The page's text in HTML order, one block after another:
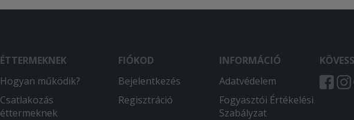
ÉTTERMEKNEK
Hogyan működik?
Csatlakozás
éttermeknek
FIÓKOD
Bejelentkezés
Regisztráció
INFORMÁCIÓ
Adatvédelem
Fogyasztói Értékelési
Szabályzat